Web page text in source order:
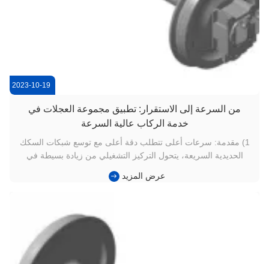
2023-10-19
من السرعة إلى الاستقرار: تطبيق مجموعة العجلات في
خدمة الركاب عالية السرعة
1) مقدمة: سرعات أعلى تتطلب دقة أعلى مع توسع شبكات السكك
الحديدية السريعة، يتحول التركيز التشغيلي من زيادة بسيطة في
الانحرافات الطفيفة في هندسة عجلات السكك الحديدية أو أداء المواد
عرض المزيد